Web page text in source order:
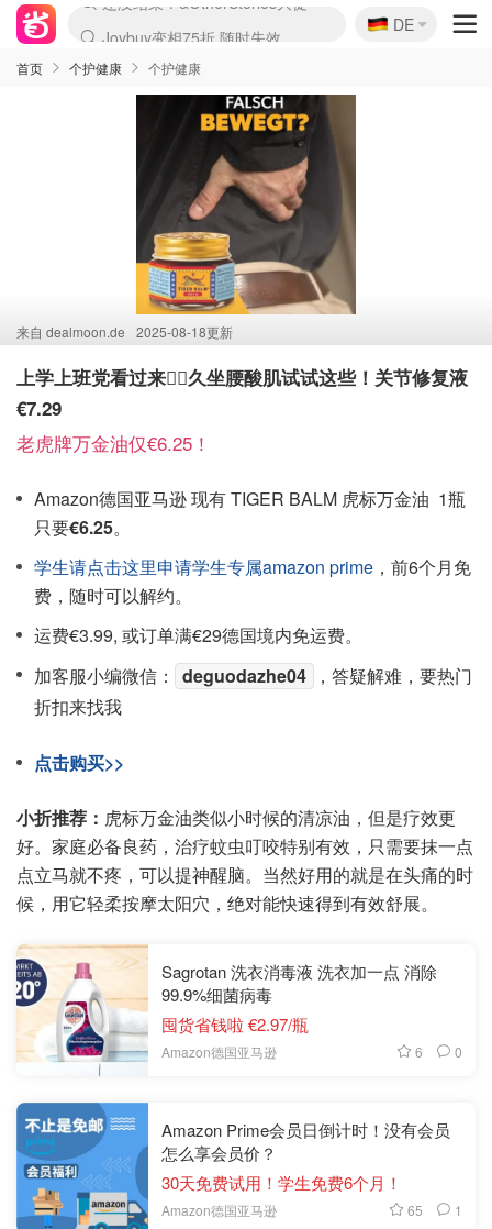
Boticinal 夏促开抢！
4折！lulu周四疯狂上新
还没结束！&OtherStories大促
速领！Stanley独家85折
疑似霸哥！Camper额外叠85折
Zalando 奥莱闪促！每日更新
Moncler反季囤！5折起+叠9折
Coach Brooklyn仅€192
🇩🇪
DE
首页 个护健康 个护健康
来自 dealmoon.de 2025-08-18更新
上学上班党看过来🙋‍♀️久坐腰酸肌试试这些！关节修复液
€7.29
老虎牌万金油仅€6.25！
Amazon德国亚马逊 现有 TIGER BALM 虎标万金油 1瓶
只要€6.25。
学生请点击这里申请学生专属amazon prime ，前6个月免
费，随时可以解约。
运费€3.99, 或订单满€29德国境内免运费。
加客服小编微信：
deguodazhe04
，答疑解难，要热门
折扣来找我
点击购买>>
小折推荐： 虎标万金油类似小时候的清凉油，但是疗效更
好。家庭必备良药，治疗蚊虫叮咬特别有效，只需要抹一点
点立马就不疼，可以提神醒脑。当然好用的就是在头痛的时
候，用它轻柔按摩太阳穴，绝对能快速得到有效舒展。
Sagrotan 洗衣消毒液 洗衣加一点 消除
99.9%细菌病毒
囤货省钱啦 €2.97/瓶
Amazon德国亚马逊 6 0
Amazon Prime会员日倒计时！没有会员
怎么享会员价？
30天免费试用！学生免费6个月！
Amazon德国亚马逊 65 1